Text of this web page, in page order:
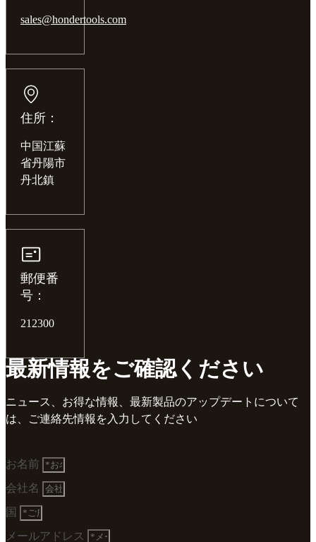
sales@hondertools.com
住所：
中国江蘇
省丹陽市
丹北鎮
郵便番
号：
212300
最新情報をご確認ください
ニュース、お得な情報、最新製品のアップデートについて
は、ご連絡先情報を入力してください
お名前
会社名
国
メールアドレス